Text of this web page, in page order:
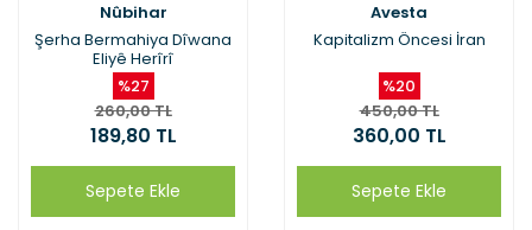
Nûbihar
Şerha Bermahiya Dîwana
Eliyê Herîrî
%27
260,00 TL
189,80 TL
Sepete Ekle
Avesta
Kapitalizm Öncesi İran
%20
450,00 TL
360,00 TL
Sepete Ekle